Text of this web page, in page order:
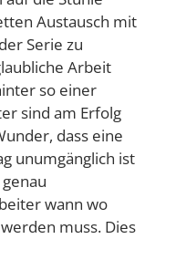
Austausch mit
Serie zu
Arbeit
so einer
sind am Erfolg
dass eine
unumgänglich ist
wann wo
muss. Dies